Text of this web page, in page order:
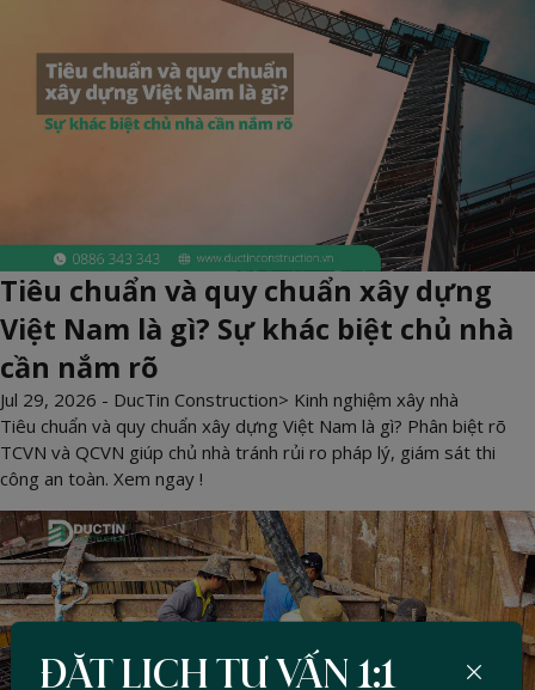
Tiêu chuẩn và quy chuẩn xây dựng
Việt Nam là gì? Sự khác biệt chủ nhà
cần nắm rõ
Jul 29, 2026 - DucTin Construction> Kinh nghiệm xây nhà
Tiêu chuẩn và quy chuẩn xây dựng Việt Nam là gì? Phân biệt rõ
TCVN và QCVN giúp chủ nhà tránh rủi ro pháp lý, giám sát thi
công an toàn. Xem ngay !
ĐẶT LỊCH TƯ VẤN 1:1